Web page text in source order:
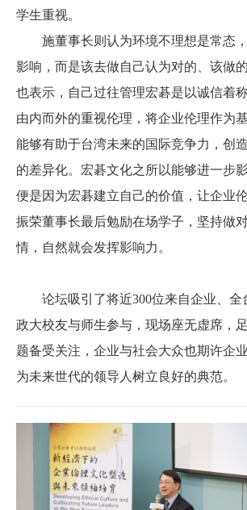
学生重视。
施董事长则认为环境不理想是常态，
影响，而是该去做自己认为对的、该做
也表示，自己过往管理宏碁是以诚信着
由内而外的重视伦理，将企业伦理作为
能够有助于台湾未来的国际竞争力，创
的差异化。宏碁文化之所以能够进一步
便是因为宏碁建立自己的价值，让企业
振荣董事长最后勉励在场学子，坚持做
情，自然就会发挥影响力。
论坛吸引了将近300位来自企业、全
政大校友与师生参与，现场座无虚席，
题备受关注，企业与社会大众也期许企
为未来世代的领导人树立良好的典范。